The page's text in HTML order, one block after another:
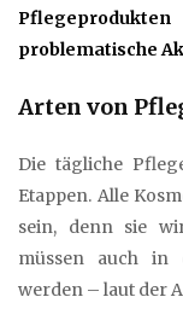
problematische
Arten von
Die tägliche
Etappen. Alle
sein, denn sie
müssen auch in
werden – laut der